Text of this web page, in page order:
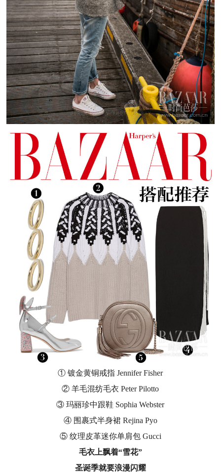
① 镀金黄铜戒指 Jennifer Fisher
② 羊毛混纺毛衣 Peter Pilotto
③ 玛丽珍中跟鞋 Sophia Webster
④ 围裹式半身裙 Rejina Pyo
⑤ 纹理皮革迷你单肩包 Gucci
毛衣上飘着“雪花”
圣诞季就要浪漫闪耀